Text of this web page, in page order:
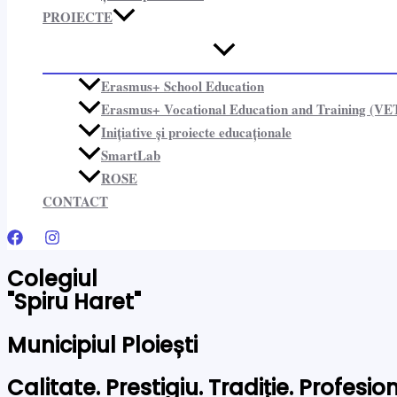
PROIECTE​
Erasmus+ School Education
Erasmus+ Vocational Education and Training
Inițiative și proiecte educaționale​
SmartLab
ROSE
CONTACT
Colegiul
"Spiru Haret"
Municipiul Ploiești
Calitate. Prestigiu. Tradiție.